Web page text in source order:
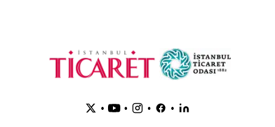
• • • •